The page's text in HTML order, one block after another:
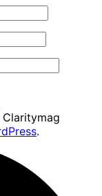
| Claritymag
.